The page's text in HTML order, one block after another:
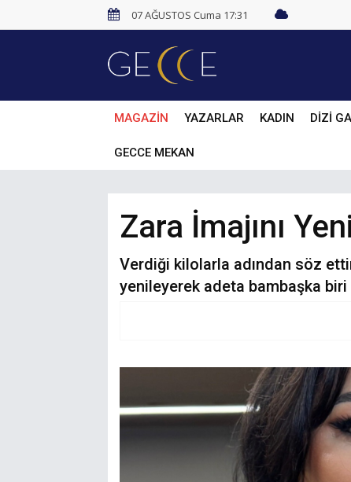
07 AĞUSTOS Cuma 17:31
MAGAZİN YAZARLAR KADIN DİZİ
GECCE MEKAN
Zara İmajını
Verdiği kilolarla adından söz
yenileyerek adeta bambaşka biri